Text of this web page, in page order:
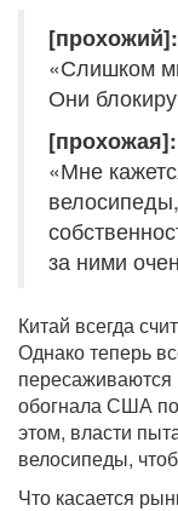
[прохожий]:
«Слишком
Они
[прохожая]:
«Мне
за ними
Китай всегда
Однако теперь
обогнала США
этом, власти
велосипеды,
Что касается